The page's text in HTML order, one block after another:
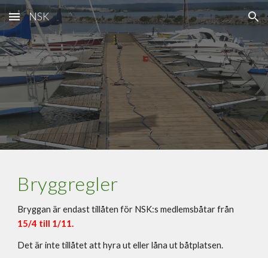
Skip to main content Skip to navigation
NSK
Bryggregler
Bryggan är endast tillåten för NSK:s medlemsbåtar från
15/4 till 1/11.
Det är inte tillåtet att hyra ut eller låna ut båtplatsen.